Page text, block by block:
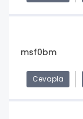
msf0bm
Cevapla